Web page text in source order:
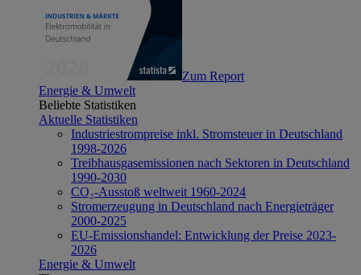
Zum Report
Energie & Umwelt
Beliebte Statistiken
Aktuelle Statistiken
Industriestrompreise inkl. Stromsteuer in Deutschland
1998-2026
Treibhausgasemissionen nach Sektoren in Deutschland
1990-2030
CO₂-Ausstoß weltweit 1960-2024
Stromerzeugung in Deutschland nach Energieträger
2000-2025
EU-Emissionshandel: Entwicklung der Preise 2023-
2026
Energie & Umwelt